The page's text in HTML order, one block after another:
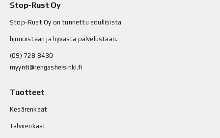
Stop-Rust Oy
Stop-Rust Oy on tunnettu edullisista
hinnoistaan ja hyvästä palvelustaan.
(09) 728 8430
myynti@rengashelsinki.fi
Tuotteet
Kesärenkaat
Talvirenkaat